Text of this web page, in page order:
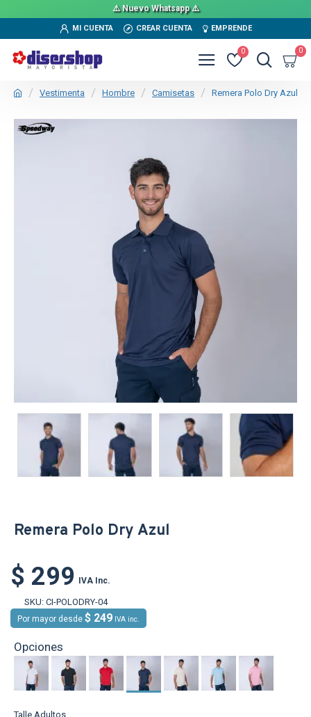
⚠️ Nuevo Whatsapp ⚠️
MI CUENTA CREAR CUENTA EMPRENDE
0 0
Vestimenta Hombre Camisetas Remera Polo Dry Azul
TEXTTRANSPARENTE
Remera Polo Dry Azul
$ 299 IVA Inc.
SKU: CI-POLODRY-04
Por mayor desde $ 249 IVA inc.
Opciones
Talle Adultos